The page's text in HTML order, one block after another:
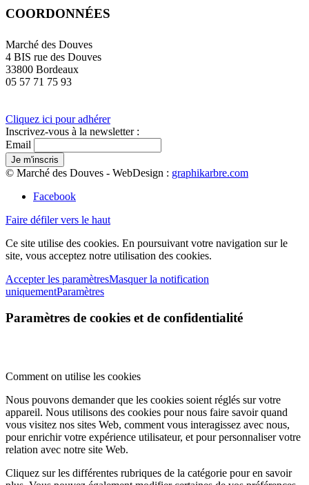
COORDONNÉES
Marché des Douves
4 BIS rue des Douves
33800 Bordeaux
05 57 71 75 93
Cliquez ici pour adhérer
Inscrivez-vous à la newsletter :
Email
© Marché des Douves - WebDesign : graphikarbre.com
Facebook
Faire défiler vers le haut
Ce site utilise des cookies. En poursuivant votre navigation sur le
site, vous acceptez notre utilisation des cookies.
Accepter les paramètresMasquer la notification
uniquementParamètres
Paramètres de cookies et de confidentialité
Comment on utilise les cookies
Nous pouvons demander que les cookies soient réglés sur votre
appareil. Nous utilisons des cookies pour nous faire savoir quand
vous visitez nos sites Web, comment vous interagissez avec nous,
pour enrichir votre expérience utilisateur, et pour personnaliser votre
relation avec notre site Web.
Cliquez sur les différentes rubriques de la catégorie pour en savoir